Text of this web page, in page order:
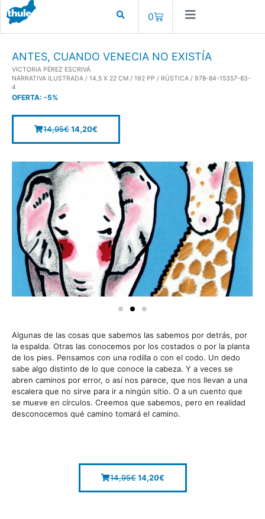
0
ANTES, CUANDO VENECIA NO EXISTÍA
VICTORIA PÉREZ ESCRIVÁ
NARRATIVA ILUSTRADA / 14,5 X 22 CM / 192 PP / RÚSTICA / 978-84-15357-83-
4
OFERTA: -5%
14,95€14,20€
Algunas de las cosas que sabemos las sabemos por detrás, por
la espalda. Otras las conocemos por los costados o por la planta
de los pies. Pensamos con una rodilla o con el codo. Un dedo
sabe algo distinto de lo que conoce la cabeza. Y a veces se
abren caminos por error, o así nos parece, que nos llevan a una
escalera que no sirve para ir a ningún sitio. O a un cuento que
se mueve en círculos. Creemos que sabemos, pero en realidad
desconocemos qué camino tomará el camino.
14,95€ 14,20€